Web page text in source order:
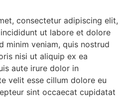
consectetur adipiscing elit,
ut labore et dolore
minim veniam, quis nostrud
nisi ut aliquip ex ea
aute irure dolor in
velit esse cillum dolore eu
sint occaecat cupidatat